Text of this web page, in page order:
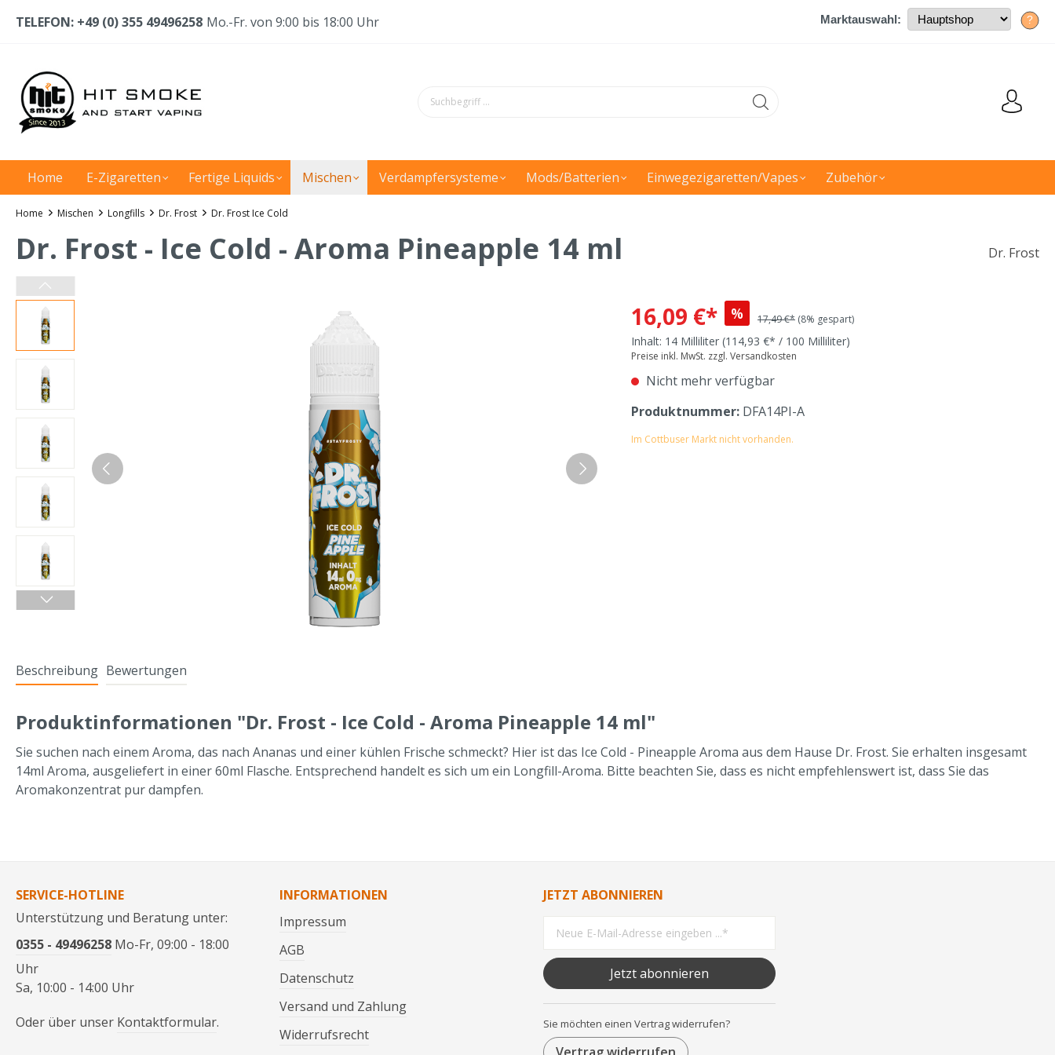
TELEFON: +49 (0) 355 49496258 Mo.-Fr. von 9:00 bis 18:00 Uhr Marktauswahl: ?
Home E-Zigaretten Fertige Liquids Mischen Verdampfersysteme Mods/Batterien Einwegezigaretten/Vapes Zubehör
Home Mischen Longfills Dr. Frost Dr. Frost Ice Cold
Dr. Frost - Ice Cold - Aroma Pineapple 14 ml Dr. Frost
16,09 €* % 17,49 €* (8% gespart)
Inhalt: 14 Milliliter (114,93 €* / 100 Milliliter)
Preise inkl. MwSt. zzgl. Versandkosten
Nicht mehr verfügbar
Produktnummer: DFA14PI-A
Im Cottbuser Markt nicht vorhanden.
Beschreibung Bewertungen
Produktinformationen "Dr. Frost - Ice Cold - Aroma Pineapple 14 ml"
Sie suchen nach einem Aroma, das nach Ananas und einer kühlen Frische schmeckt? Hier ist das Ice Cold - Pineapple Aroma aus dem Hause Dr. Frost. Sie erhalten insgesamt
14ml Aroma, ausgeliefert in einer 60ml Flasche. Entsprechend handelt es sich um ein Longfill-Aroma. Bitte beachten Sie, dass es nicht empfehlenswert ist, dass Sie das
Aromakonzentrat pur dampfen.
SERVICE-HOTLINE
Unterstützung und Beratung unter:
0355 - 49496258 Mo-Fr, 09:00 - 18:00
Uhr
Sa, 10:00 - 14:00 Uhr
Oder über unser Kontaktformular.
INFORMATIONEN
Impressum
AGB
Datenschutz
Versand und Zahlung
Widerrufsrecht
JETZT ABONNIEREN
Jetzt abonnieren
Sie möchten einen Vertrag widerrufen?
Vertrag widerrufen